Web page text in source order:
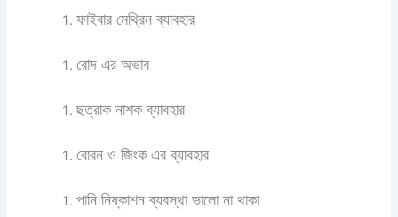
ফাইবার মেথ্রিন ব্যাবহার
রোদ এর অভাব
ছত্রাক নাশক ব্যাবহার
বোরন ও জিংক এর ব্যাবহার
পানি নিষ্কাশন ব্যবস্থা ভালো না থাকা